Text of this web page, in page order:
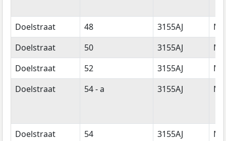
Doelstraat 48 3155AJ
Doelstraat
50 3155AJ
Doelstraat
52 3155AJ
Doelstraat
54 - a 3155AJ
Doelstraat 54 3155AJ